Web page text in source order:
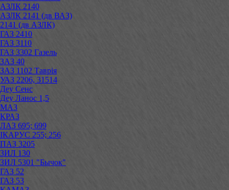
АЗЛК 2140
АЗЛК 2141 (дв ВАЗ)
2141 (дв АЗЛК)
ГАЗ 2410
ГАЗ 3110
ГАЗ 3302 Газель
ЗАЗ 40
ЗАЗ 1102 Таврія
УАЗ 2206, 31514
Деу Сенс
Деу Ланос 1,5
МАЗ
КРАЗ
ЛАЗ 695; 699
ІКАРУС 255; 256
ПАЗ 3205
ЗИЛ 130
ЗИЛ 5301 "Бычок"
ГАЗ 52
ГАЗ 53